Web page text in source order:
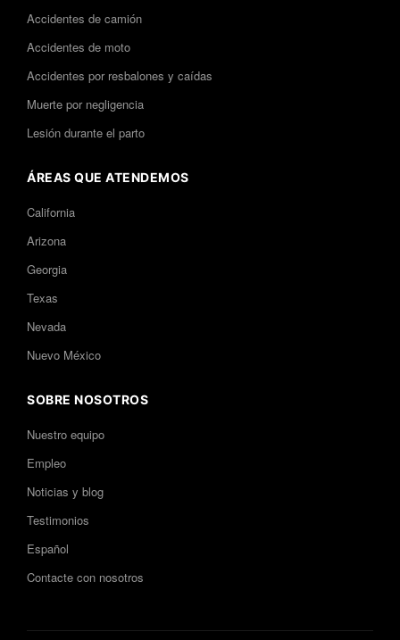
Accidentes de camión
Accidentes de moto
Accidentes por resbalones y caídas
Muerte por negligencia
Lesión durante el parto
ÁREAS QUE ATENDEMOS
California
Arizona
Georgia
Texas
Nevada
Nuevo México
SOBRE NOSOTROS
Nuestro equipo
Empleo
Noticias y blog
Testimonios
Español
Contacte con nosotros